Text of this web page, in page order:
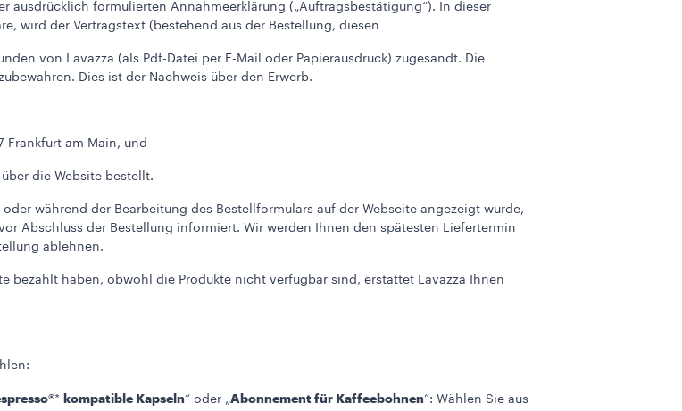
ausdrücklich formulierten Annahmeerklärung („Auftragsbestätigung“). In dieser
wird der Vertragstext (bestehend aus der Bestellung, diesen
von Lavazza (als Pdf-Datei per E-Mail oder Papierausdruck) zugesandt. Die
Dies ist der Nachweis über den Erwerb.
Frankfurt am Main, und
die Website bestellt.
während der Bearbeitung des Bestellformulars auf der Webseite angezeigt wurde,
Abschluss der Bestellung informiert. Wir werden Ihnen den spätesten Liefertermin
ablehnen.
bezahlt haben, obwohl die Produkte nicht verfügbar sind, erstattet Lavazza Ihnen
* kompatible Kapseln“ oder „Abonnement für Kaffeebohnen“: Wählen Sie aus